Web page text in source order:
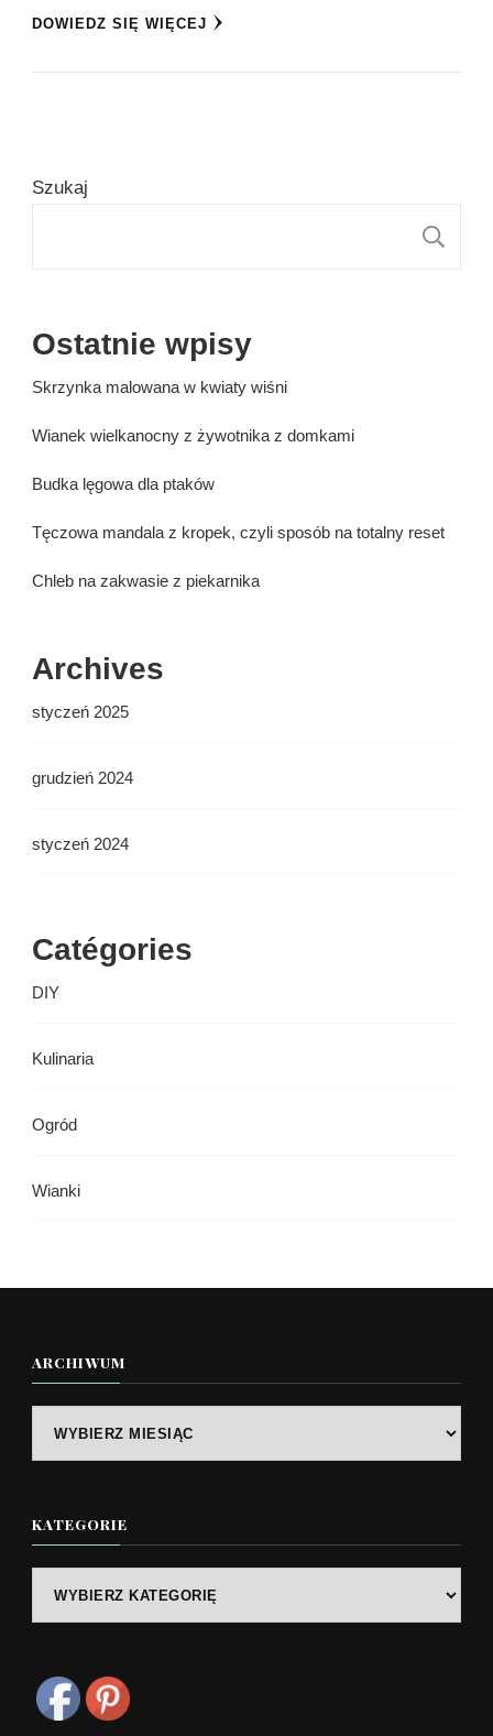
DOWIEDZ SIĘ WIĘCEJ
Szukaj
Ostatnie wpisy
Skrzynka malowana w kwiaty wiśni
Wianek wielkanocny z żywotnika z domkami
Budka lęgowa dla ptaków
Tęczowa mandala z kropek, czyli sposób na totalny reset
Chleb na zakwasie z piekarnika
Archives
styczeń 2025
grudzień 2024
styczeń 2024
Catégories
DIY
Kulinaria
Ogród
Wianki
ARCHIWUM
KATEGORIE